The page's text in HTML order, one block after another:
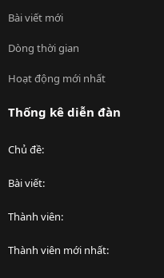
Bài viết mới
Dòng thời gian
Hoạt động mới nhất
Thống kê diễn đàn
Chủ đề
Bài viết
Thành viên
Thành viên mới nhất